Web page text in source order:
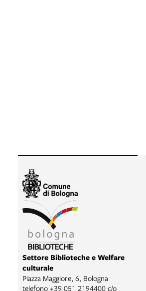
Settore Biblioteche e Welfare
culturale
Piazza Maggiore, 6, Bologna
telefono +39 051 2194400 c/o